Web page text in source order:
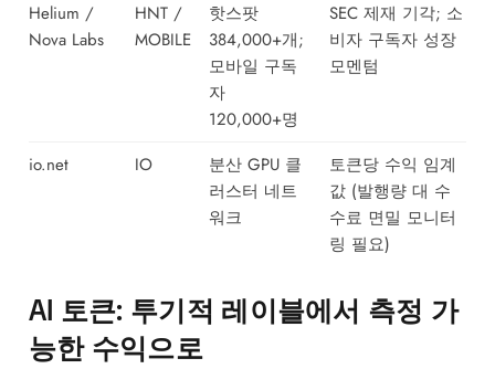
Helium /
Nova Labs
HNT /
MOBILE
핫스팟
384,000+개;
모바일 구독
자
120,000+명
SEC 제재 기각; 소
비자 구독자 성장
모멘텀
io.net IO
분산 GPU 클
러스터 네트
워크
토큰당 수익 임계
값 (발행량 대 수
수료 면밀 모니터
링 필요)
AI 토큰: 투기적 레이블에서 측정 가
능한 수익으로